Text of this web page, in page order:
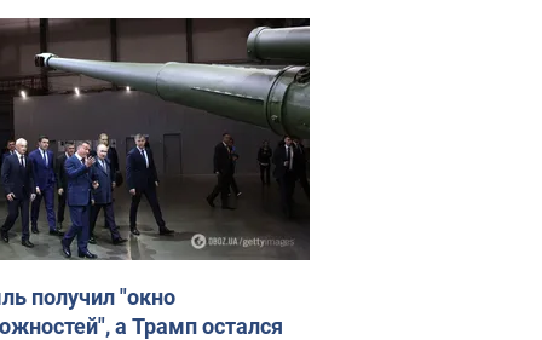
получил "окно
а Трамп остался